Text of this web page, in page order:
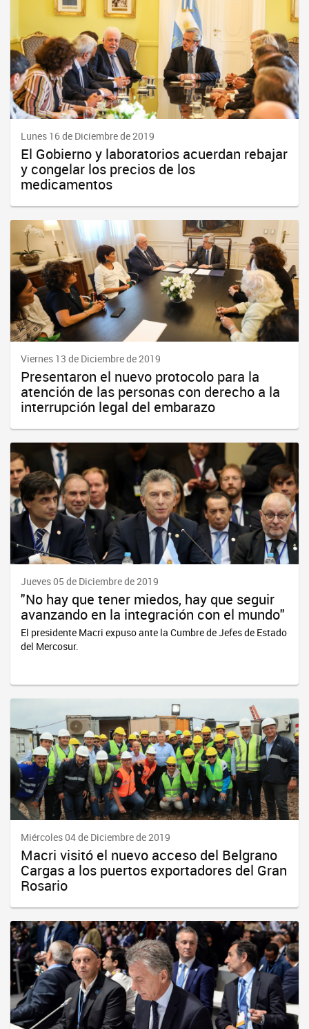
Lunes 16 de Diciembre de 2019
El Gobierno y laboratorios acuerdan rebajar
y congelar los precios de los
medicamentos
Viernes 13 de Diciembre de 2019
Presentaron el nuevo protocolo para la
atención de las personas con derecho a la
interrupción legal del embarazo
Jueves 05 de Diciembre de 2019
"No hay que tener miedos, hay que seguir
avanzando en la integración con el mundo"
El presidente Macri expuso ante la Cumbre de Jefes de Estado
del Mercosur.
Miércoles 04 de Diciembre de 2019
Macri visitó el nuevo acceso del Belgrano
Cargas a los puertos exportadores del Gran
Rosario